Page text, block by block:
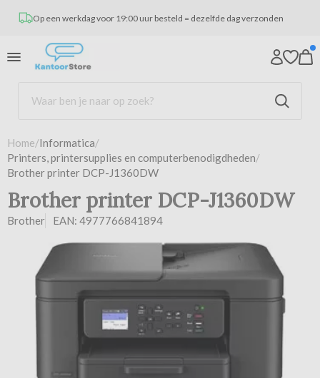
Op een werkdag voor 19:00 uur besteld = dezelfde dag verzonden
Home/Informatica/
Printers, printersupplies en computerbenodigdheden/
Brother printer DCP-J1360DW
Brother printer DCP-J1360DW
Brother EAN: 4977766841894